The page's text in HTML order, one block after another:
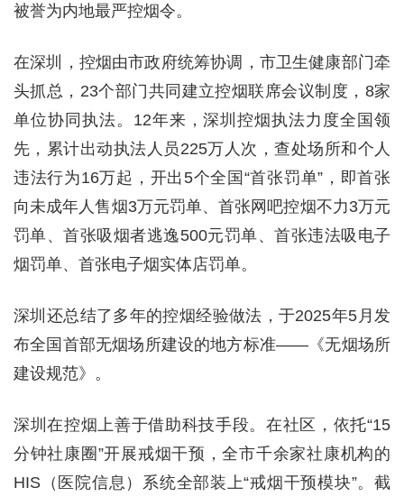
被誉为内地最严控烟令。
在深圳，控烟由市政府统筹协调，市卫生健康部门牵
头抓总，23个部门共同建立控烟联席会议制度，8家
单位协同执法。12年来，深圳控烟执法力度全国领
先，累计出动执法人员225万人次，查处场所和个人
违法行为16万起，开出5个全国“首张罚单”，即首张
向未成年人售烟3万元罚单、首张网吧控烟不力3万元
罚单、首张吸烟者逃逸500元罚单、首张违法吸电子
烟罚单、首张电子烟实体店罚单。
深圳还总结了多年的控烟经验做法，于2025年5月发
布全国首部无烟场所建设的地方标准——《无烟场所
建设规范》。
深圳在控烟上善于借助科技手段。在社区，依托“15
分钟社康圈”开展戒烟干预，全市千余家社康机构的
HIS（医院信息）系统全部装上“戒烟干预模块”。截